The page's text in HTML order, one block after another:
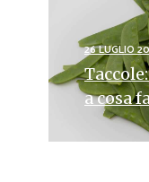
26 LUGLIO
a cosa